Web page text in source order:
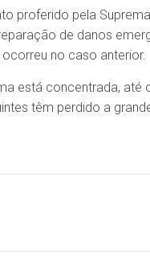
proferido pela
de danos
no caso anterior.
está concentrada, até
têm perdido a